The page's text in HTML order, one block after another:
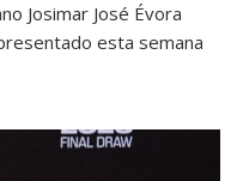
Josimar José Évora
esta semana